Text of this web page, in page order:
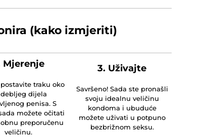
(kako izmjeriti)
Mjerenje
traku oko
dijela
penisa. S
možete očitati
preporučenu
veličinu.
3. Uživajte
Savršeno! Sada ste pronašli
svoju idealnu veličinu
kondoma i ubuduće
možete uživati u potpuno
bezbrižnom seksu.